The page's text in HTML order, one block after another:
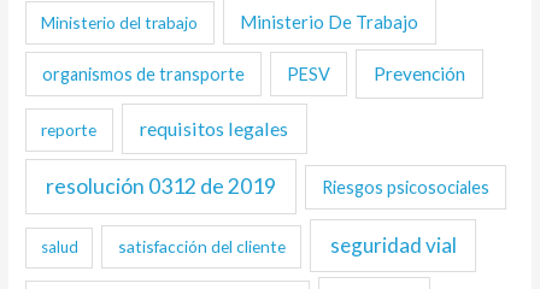
Ministerio del trabajo Ministerio De Trabajo
organismos de transporte PESV Prevención
reporte requisitos legales
resolución 0312 de 2019 Riesgos psicosociales
salud satisfacción del cliente seguridad vial